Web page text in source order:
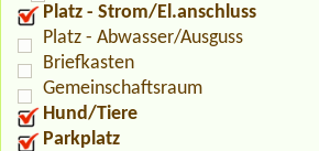
Platz - Strom/El.anschluss
Platz - Abwasser/Ausguss
Briefkasten
Gemeinschaftsraum
Hund/Tiere
Parkplatz